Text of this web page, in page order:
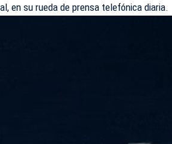
en su rueda de prensa telefónica diaria.